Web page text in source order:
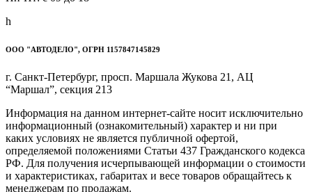
h
ООО "АВТОДЕЛО", ОГРН 1157847145829
г. Санкт-Петербург, просп. Маршала Жукова 21, АЦ
“Маршал”, секция 213
Информация на данном интернет-сайте носит исключительно
информационный (ознакомительный) характер и ни при
каких условиях не является публичной офертой,
определяемой положениями Статьи 437 Гражданского кодекса
РФ. Для получения исчерпывающей информации о стоимости
и характеристиках, габаритах и весе товаров обращайтесь к
менеджерам по продажам.